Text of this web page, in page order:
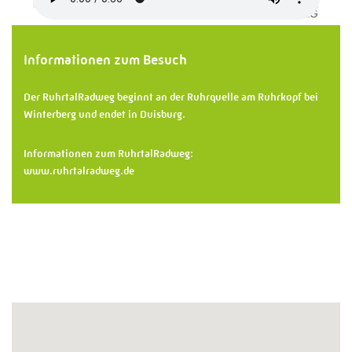
Informationen zum Besuch
Der RuhrtalRadweg beginnt an der Ruhrquelle am Ruhrkopf bei
Winterberg und endet in Duisburg.
Informationen zum RuhrtalRadweg:
www.ruhrtalradweg.de